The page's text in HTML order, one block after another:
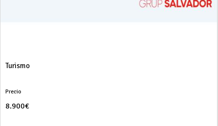
Turismo
Precio
8.900€